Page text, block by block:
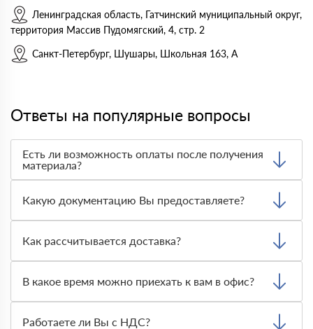
Ленинградская область, Гатчинский муниципальный округ,
территория Массив Пудомягский, 4, стр. 2
Санкт-Петербург, Шушары, Школьная 163, А
Ответы на популярные вопросы
Есть ли возможность оплаты после получения
материала?
оплата по факту получения товара. При этом, если
доставленный товар был ненадлежащего качества, то
Вы вправе от него отказаться.
Какую документацию Вы предоставляете?
сертификаты и паспорта качества, а также товарно-
транспортную накладную.
Как рассчитывается доставка?
персональный менеджер для уточнения деталей заказа.
Далее он передает заявку нашему логисту для оценки
стоимости и сроков доставки, которые впоследствии и
оглашаются заказчику.
В какое время можно приехать к вам в офис?
Петербург, Гражданский просп., 119, офис 87 Режим
Работаете ли Вы с НДС?